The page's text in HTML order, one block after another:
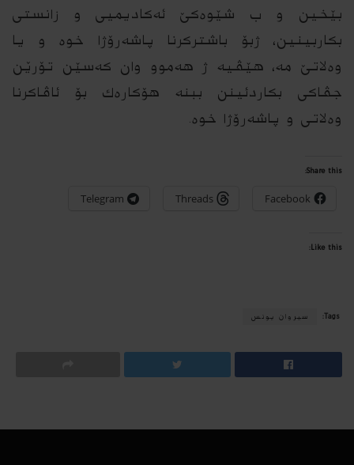
بێخین و ب شێوه‌كێ ئه‌كادیمیى و زانستى
بكاربینین، ژبۆ باشتركرنا پاشه‌رۆژا خوه‌ و یا
وه‌لاتێ مه،‌ هێڤیه‌ ژ هه‌موو وان كه‌سێن تۆرێن
جڤاكى بكاردئینن ببنه‌ هۆكاره‌ك بۆ ئاڤاكرنا
وه‌لاتى و پاشه‌رۆژا خوه‌.
Share this:
Facebook
Threads
Telegram
Like this:
Tags: سیروان یونس